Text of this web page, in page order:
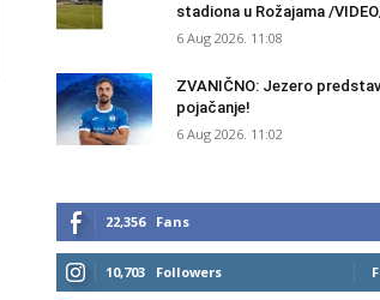
stadiona u Rožajama /
6 Aug 2026. 11:08
ZVANIČNO: Jezero
pojačanje!
6 Aug 2026. 11:02
22,356 Fans
10,703 Followers